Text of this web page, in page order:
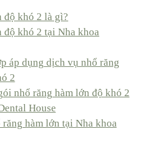
độ khó 2 là gì?
độ khó 2 tại Nha khoa
áp dụng dịch vụ nhổ răng
2
nhổ răng hàm lớn độ khó 2
House
hàm lớn tại Nha khoa